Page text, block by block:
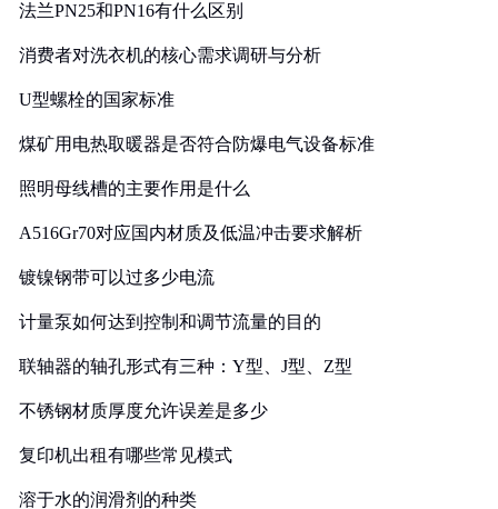
法兰PN25和PN16有什么区别
消费者对洗衣机的核心需求调研与分析
U型螺栓的国家标准
煤矿用电热取暖器是否符合防爆电气设备标准
照明母线槽的主要作用是什么
A516Gr70对应国内材质及低温冲击要求解析
镀镍钢带可以过多少电流
计量泵如何达到控制和调节流量的目的
联轴器的轴孔形式有三种：Y型、J型、Z型
不锈钢材质厚度允许误差是多少
复印机出租有哪些常见模式
溶于水的润滑剂的种类